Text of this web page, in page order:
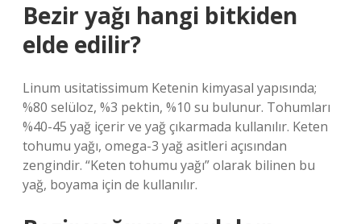
Bezir yağı hangi bitkiden
elde edilir?
Linum usitatissimum Ketenin kimyasal yapısında;
%80 selüloz, %3 pektin, %10 su bulunur. Tohumları
%40-45 yağ içerir ve yağ çıkarmada kullanılır. Keten
tohumu yağı, omega-3 yağ asitleri açısından
zengindir. “Keten tohumu yağı” olarak bilinen bu
yağ, boyama için de kullanılır.